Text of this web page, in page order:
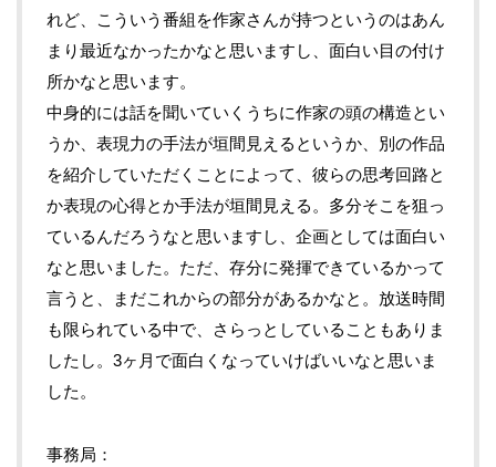
れど、こういう番組を作家さんが持つというのはあん
まり最近なかったかなと思いますし、面白い目の付け
所かなと思います。
中身的には話を聞いていくうちに作家の頭の構造とい
うか、表現力の手法が垣間見えるというか、別の作品
を紹介していただくことによって、彼らの思考回路と
か表現の心得とか手法が垣間見える。多分そこを狙っ
ているんだろうなと思いますし、企画としては面白い
なと思いました。ただ、存分に発揮できているかって
言うと、まだこれからの部分があるかなと。放送時間
も限られている中で、さらっとしていることもありま
したし。3ヶ月で面白くなっていけばいいなと思いま
した。
事務局